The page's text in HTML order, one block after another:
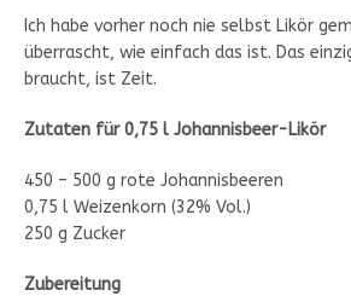
Ich habe vorher noch nie selbst Likör
überrascht, wie einfach das ist. Das
braucht, ist Zeit.
Zutaten für 0,75 l Johannisbeer-Likör
450 – 500 g rote Johannisbeeren
0,75 l Weizenkorn (32% Vol.)
250 g Zucker
Zubereitung